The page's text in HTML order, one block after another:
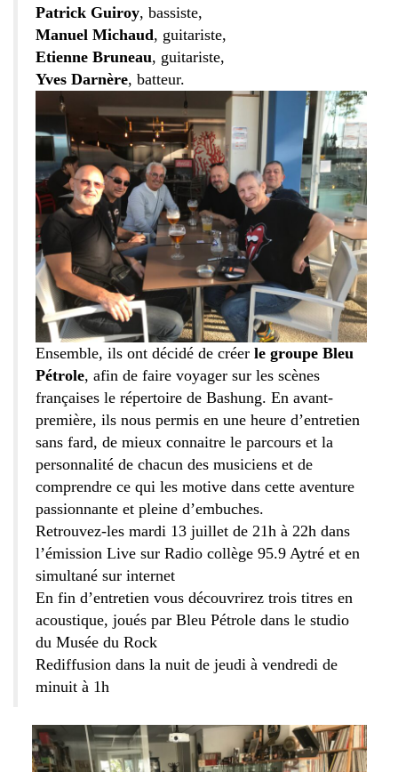
Patrick Guiroy, bassiste,
Manuel Michaud, guitariste,
Etienne Bruneau, guitariste,
Yves Darnère, batteur.
Ensemble, ils ont décidé de créer le groupe Bleu
Pétrole, afin de faire voyager sur les scènes
françaises le répertoire de Bashung. En avant-
première, ils nous permis en une heure d’entretien
sans fard, de mieux connaitre le parcours et la
personnalité de chacun des musiciens et de
comprendre ce qui les motive dans cette aventure
passionnante et pleine d’embuches.
Retrouvez-les mardi 13 juillet de 21h à 22h dans
l’émission Live sur Radio collège 95.9 Aytré et en
simultané sur internet
En fin d’entretien vous découvrirez trois titres en
acoustique, joués par Bleu Pétrole dans le studio
du Musée du Rock
Rediffusion dans la nuit de jeudi à vendredi de
minuit à 1h